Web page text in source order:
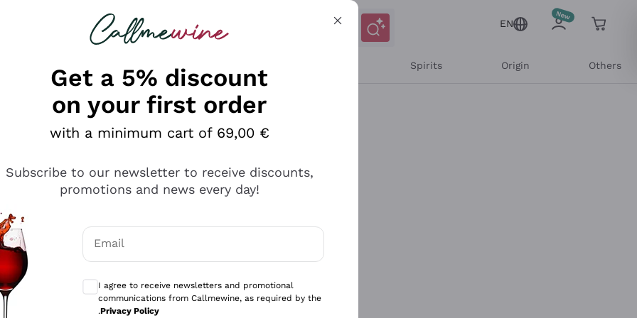
looking for
EN
Spirits Origin Others
Get a 5% discount
on your first order
with a minimum cart of 69,00 €
Subscribe to our newsletter to receive discounts,
promotions and news every day!
Email
I agree to receive newsletters and promotional
communications from Callmewine, as required by the
.Privacy Policy